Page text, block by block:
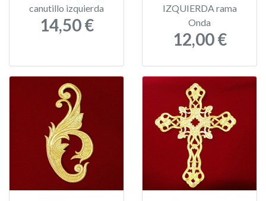
canutillo izquierda
14,50 €
IZQUIERDA rama
Onda
12,00 €